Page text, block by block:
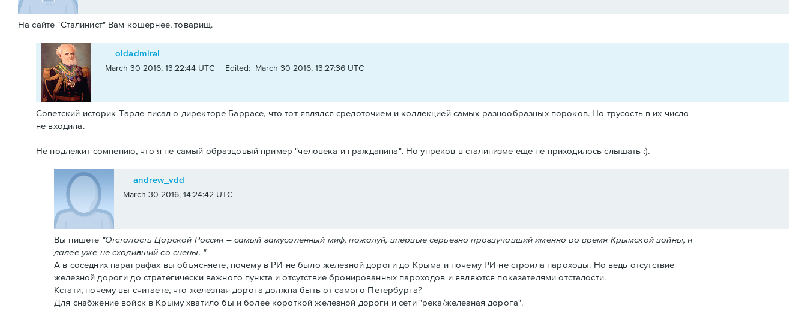
На сайте "Сталинист" Вам кошернее, товарищ.
oldadmiral
March 30 2016, 13:22:44 UTC Edited: March 30 2016, 13:27:36 UTC
Советский историк Тарле писал о директоре Баррасе, что тот являлся средоточием и коллекцией самых разнообразных пороков. Но трусость в их число
не входила.
Не подлежит сомнению, что я не самый образцовый пример "человека и гражданина". Но упреков в сталинизме еще не приходилось слышать :).
andrew_vdd
March 30 2016, 14:24:42 UTC
Вы пишете "Отсталость Царской России – самый замусоленный миф, пожалуй, впервые серьезно прозвучавший именно во время Крымской войны, и
далее уже не сходивший со сцены. "
А в соседних параграфах вы объясняете, почему в РИ не было железной дороги до Крыма и почему РИ не строила пароходы. Но ведь отсутствие
железной дороги до стратегически важного пункта и отсутствие бронированных пароходов и являются показателями отсталости.
Кстати, почему вы считаете, что железная дорога должна быть от самого Петербурга?
Для снабжение войск в Крыму хватило бы и более короткой железной дороги и сети "река/железная дорога".